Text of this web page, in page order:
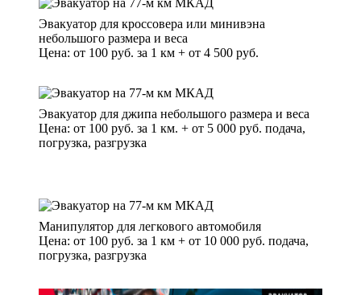
Эвакуатор для кроссовера или минивэна
небольшого размера и веса
Цена: от 100 руб. за 1 км + от 4 500 руб.
Эвакуатор для джипа небольшого размера и веса
Цена: от 100 руб. за 1 км. + от 5 000 руб. подача,
погрузка, разгрузка
Манипулятор для легкового автомобиля
Цена: от 100 руб. за 1 км + от 10 000 руб. подача,
погрузка, разгрузка